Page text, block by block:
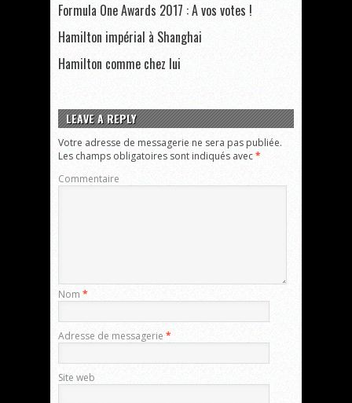
Formula One Awards 2017 : A vos votes !
Hamilton impérial à Shanghai
Hamilton comme chez lui
LEAVE A REPLY
Votre adresse de messagerie ne sera pas publiée.
Les champs obligatoires sont indiqués avec*
Commentaire
Nom *
Adresse de messagerie *
Site web